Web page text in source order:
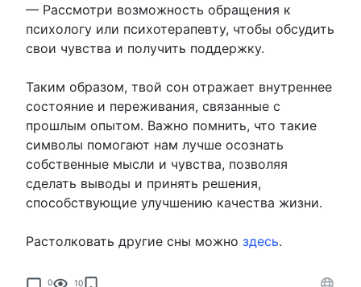
— Рассмотри возможность обращения к
психологу или психотерапевту, чтобы обсудить
свои чувства и получить поддержку.
Таким образом, твой сон отражает внутреннее
состояние и переживания, связанные с
прошлым опытом. Важно помнить, что такие
символы помогают нам лучше осознать
собственные мысли и чувства, позволяя
сделать выводы и принять решения,
способствующие улучшению качества жизни.
Растолковать другие сны можно здесь.
0 10